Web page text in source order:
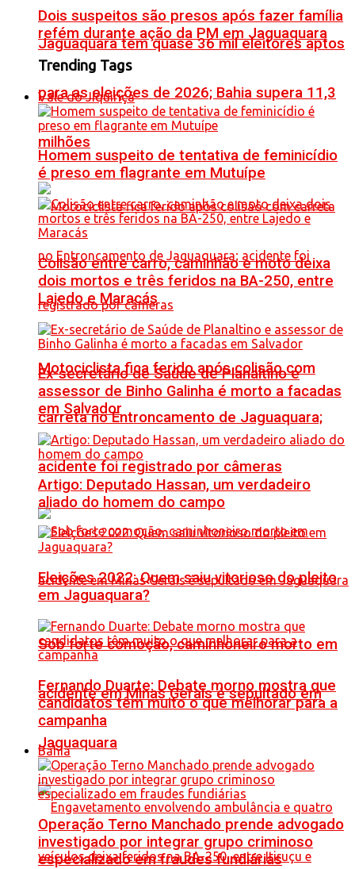
Jaguaquara tem quase 36 mil eleitores aptos
para as eleições de 2026; Bahia supera 11,3
milhões
Motociclista fica ferido após colisão com
carreta no Entroncamento de Jaguaquara;
acidente foi registrado por câmeras
Sob forte comoção, caminhoneiro morto em
acidente em Minas Gerais é sepultado em
Jaguaquara
Dois suspeitos são presos após fazer família
refém durante ação da PM em Jaguaquara
Trending Tags
Vale do Jiquiriçá
Homem suspeito de tentativa de feminicídio
é preso em flagrante em Mutuípe
Colisão entre carro, caminhão e moto deixa
dois mortos e três feridos na BA-250, entre
Lajedo e Maracás
Ex-secretário de Saúde de Planaltino e
assessor de Binho Galinha é morto a facadas
em Salvador
Artigo: Deputado Hassan, um verdadeiro
aliado do homem do campo
Eleições 2022: Quem saiu vitorioso do pleito
em Jaguaquara?
Fernando Duarte: Debate morno mostra que
candidatos têm muito o que melhorar para a
campanha
Bahia
Operação Terno Manchado prende advogado
investigado por integrar grupo criminoso
especializado em fraudes fundiárias